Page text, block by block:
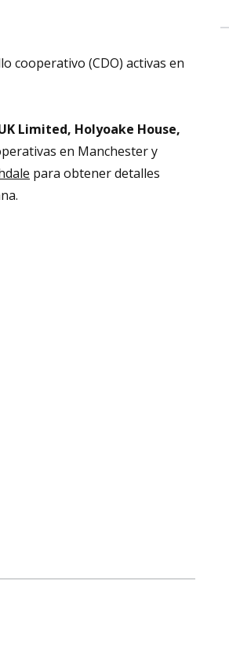
cooperativo (CDO) activas en
Limited, Holyoake House,
en Manchester y
para obtener detalles